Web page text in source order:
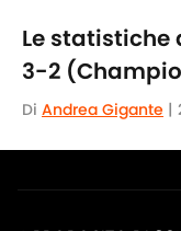
Le
3-2
Di Andrea Gigante |